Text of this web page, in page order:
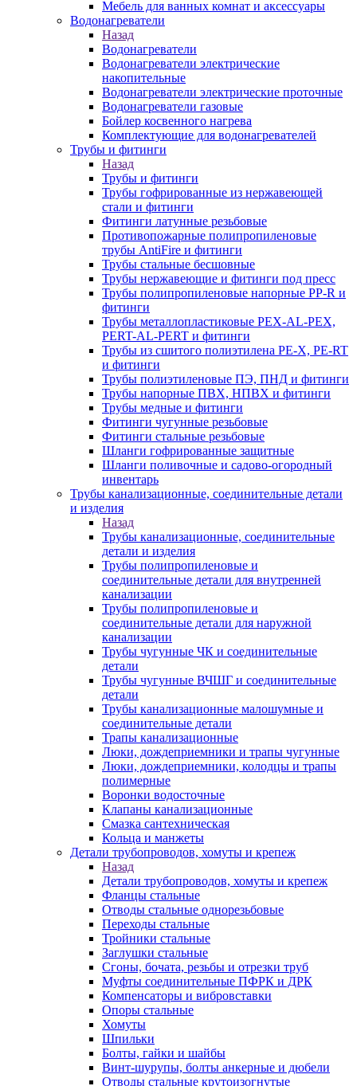
Мебель для ванных комнат и аксессуары
Водонагреватели
Назад
Водонагреватели
Водонагреватели электрические
накопительные
Водонагреватели электрические проточные
Водонагреватели газовые
Бойлер косвенного нагрева
Комплектующие для водонагревателей
Трубы и фитинги
Назад
Трубы и фитинги
Трубы гофрированные из нержавеющей
стали и фитинги
Фитинги латунные резьбовые
Противопожарные полипропиленовые
трубы AntiFire и фитинги
Трубы стальные бесшовные
Трубы нержавеющие и фитинги под пресс
Трубы полипропиленовые напорные PP-R и
фитинги
Трубы металлопластиковые PEX-AL-PEX,
PERT-AL-PERT и фитинги
Трубы из сшитого полиэтилена PE-X, PE-RT
и фитинги
Трубы полиэтиленовые ПЭ, ПНД и фитинги
Трубы напорные ПВХ, НПВХ и фитинги
Трубы медные и фитинги
Фитинги чугунные резьбовые
Фитинги стальные резьбовые
Шланги гофрированные защитные
Шланги поливочные и садово-огородный
инвентарь
Трубы канализационные, соединительные детали
и изделия
Назад
Трубы канализационные, соединительные
детали и изделия
Трубы полипропиленовые и
соединительные детали для внутренней
канализации
Трубы полипропиленовые и
соединительные детали для наружной
канализации
Трубы чугунные ЧК и соединительные
детали
Трубы чугунные ВЧШГ и соединительные
детали
Трубы канализационные малошумные и
соединительные детали
Трапы канализационные
Люки, дождеприемники и трапы чугунные
Люки, дождеприемники, колодцы и трапы
полимерные
Воронки водосточные
Клапаны канализационные
Смазка сантехническая
Кольца и манжеты
Детали трубопроводов, хомуты и крепеж
Назад
Детали трубопроводов, хомуты и крепеж
Фланцы стальные
Отводы стальные однорезьбовые
Переходы стальные
Тройники стальные
Заглушки стальные
Сгоны, бочата, резьбы и отрезки труб
Муфты соединительные ПФРК и ДРК
Компенсаторы и вибровставки
Опоры стальные
Хомуты
Шпильки
Болты, гайки и шайбы
Винт-шурупы, болты анкерные и дюбели
Отводы стальные крутоизогнутые